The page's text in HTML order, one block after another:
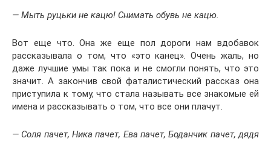
— Мыть руцьки не кацю! Снимать обувь не кацю.
Вот еще что. Она же еще пол дороги нам вдобавок
рассказывала о том, что «это канец». Очень жаль, но
даже лучшие умы так пока и не смогли понять, что это
значит. А закончив свой фаталистический рассказ она
приступила к тому, что стала называть все знакомые ей
имена и рассказывать о том, что все они плачут.
— Соля пачет, Ника пачет, Ева пачет, Боданчик пачет, дядя